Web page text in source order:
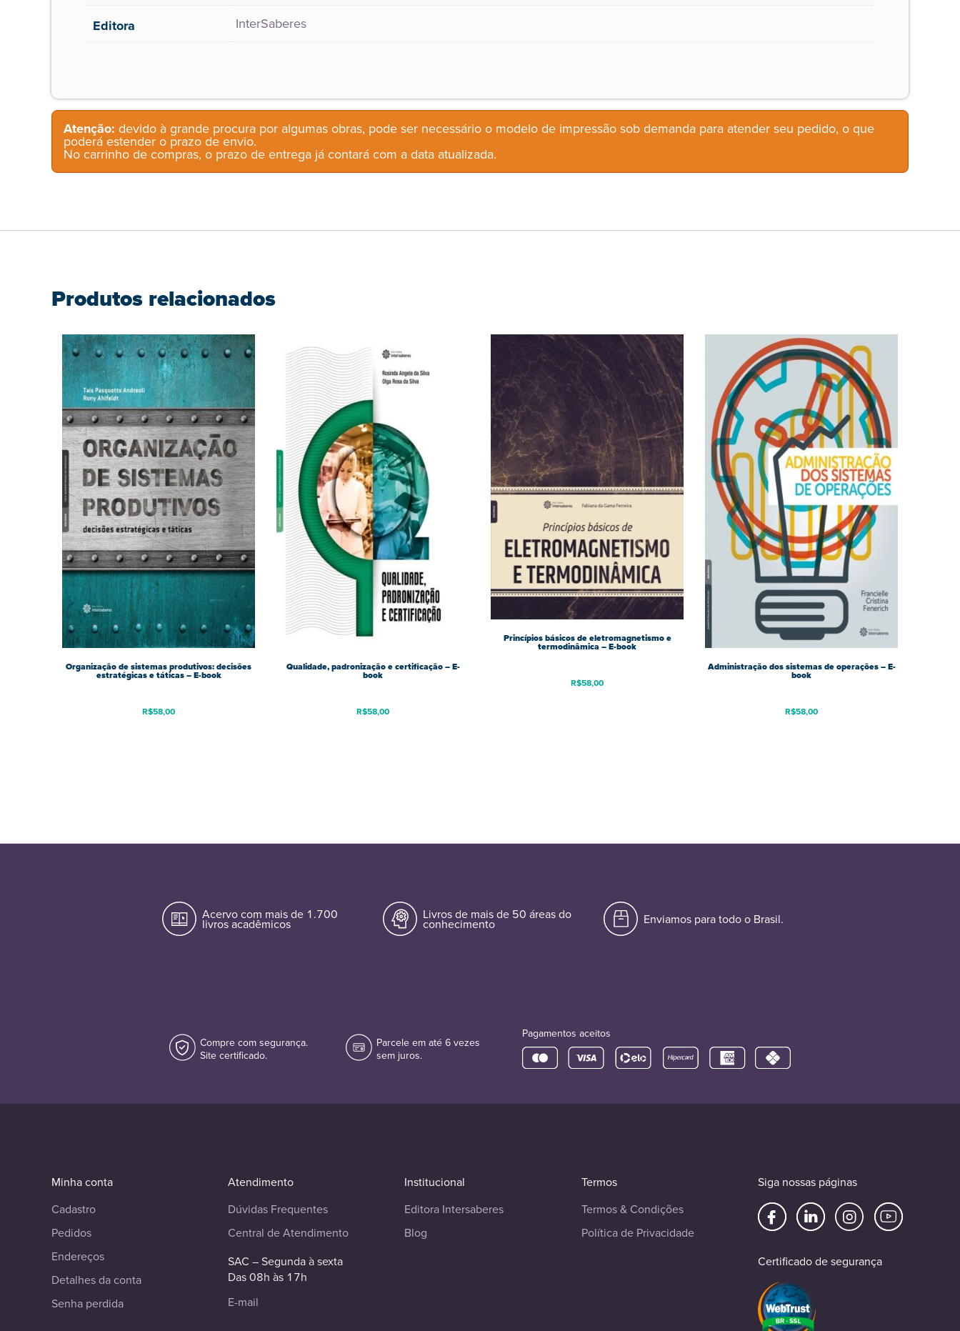
Editora InterSaberes
Atenção: devido à grande procura por algumas obras, pode ser necessário o modelo de impressão sob demanda para atender seu pedido, o que
poderá estender o prazo de envio.
No carrinho de compras, o prazo de entrega já contará com a data atualizada.
Produtos relacionados
Organização de sistemas produtivos: decisões
estratégicas e táticas – E-book
R$58,00
Qualidade, padronização e certificação – E-
book
R$58,00
Princípios básicos de eletromagnetismo e
termodinâmica – E-book
R$58,00
Administração dos sistemas de operações – E-
book
R$58,00
Acervo com mais de 1.700
livros acadêmicos
Livros de mais de 50 áreas do
conhecimento Enviamos para todo o Brasil.
Compre com segurança.
Site certificado.
Parcele em até 6 vezes
sem juros.
Pagamentos aceitos
Minha conta
Cadastro
Pedidos
Endereços
Detalhes da conta
Senha perdida
Atendimento
Dúvidas Frequentes
Central de Atendimento
SAC – Segunda à sexta
Das 08h às 17h
E-mail
Institucional
Editora Intersaberes
Blog
Termos
Termos & Condições
Política de Privacidade
Siga nossas páginas
Certificado de segurança